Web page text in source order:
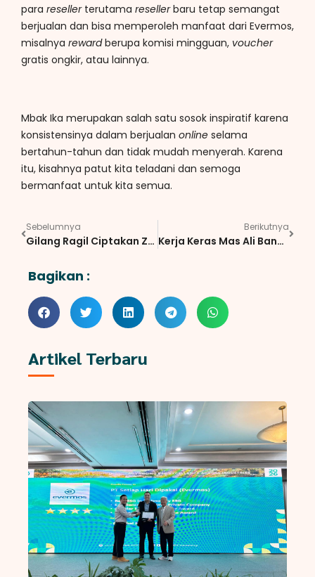
para reseller terutama resellerbaru tetap semangat
berjualan dan bisa memperoleh manfaat dari Evermos,
misalnya rewardberupa komisi mingguan, voucher
gratis ongkir, atau lainnya.
Mbak Ika merupakan salah satu sosok inspiratif karena
konsistensinya dalam berjualan online selama
bertahun-tahun dan tidak mudah menyerah. Karena
itu, kisahnya patut kita teladani dan semoga
bermanfaat untuk kita semua.
Sebelumnya
Gilang Ragil Ciptakan Zlota, Mengatasi Keresahan Para Perempuan
Berikutnya
Kerja Keras Mas Ali Bangkit dari Keterpurukan Hingga Mengembangkan Ziyana Hijab
Bagikan :
Artikel Terbaru